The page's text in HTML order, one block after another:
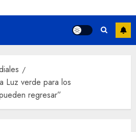
Luz verde para los
regresar”